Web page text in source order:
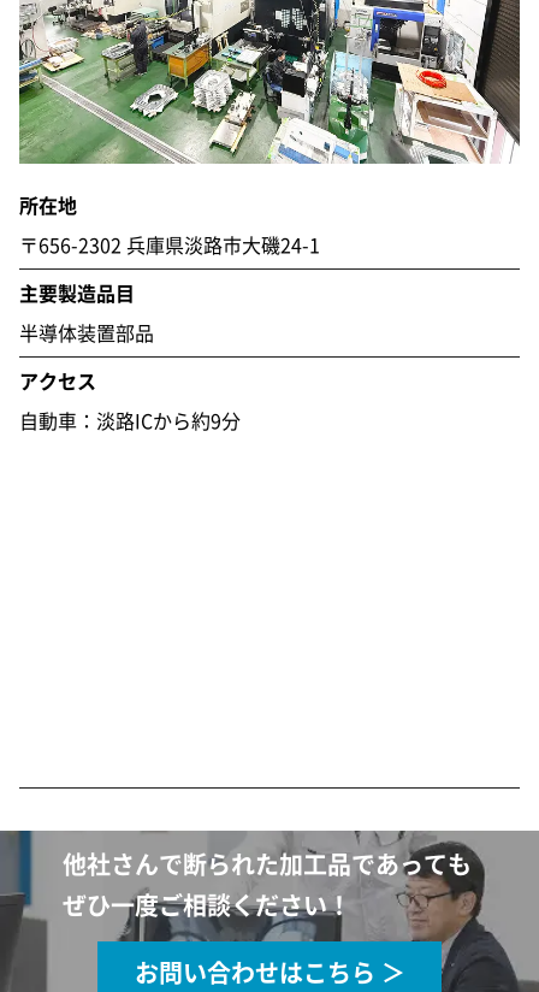
所在地
〒656-2302 兵庫県淡路市大磯24-1
主要製造品目
半導体装置部品
アクセス
自動車：淡路ICから約9分
他社さんで断られた加工品であっても
ぜひ一度ご相談ください！
お問い合わせはこちら ＞